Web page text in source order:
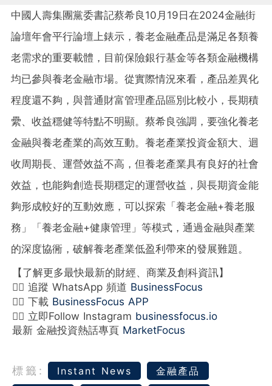
中國人壽集團黨委書記蔡希良10月19日在2024金融街
論壇年會平行論壇上錶示，養老金融產品是滿足各類養
老需求的重要載體，目前保險銀行基金等各類金融機構
均已參與養老金融市場。從實際情況來看，產品差異化
程度還不夠，與普通財富管理產品區別比較小，長期積
纍、收益穩健等特點不明顯。蔡希良強調，要強化養老
金融與養老產業的高效互動。養老產業投資金額大、迴
收周期長、運營效益不高，但養老產業具有良好的社會
效益，也能夠創造長期穩定的運營收益，與長期資金能
夠形成較好的互動效應，可以探索「養老金融+養老服
務」「養老金融+健康管理」等模式，通過金融與產業
的深度協衕，破解養老產業低盈利帶來的發展難題。
【了解更多最快最新的財經、商業及創科資訊】
👉🏻 追蹤 WhatsApp 頻道 BusinessFocus
👉🏻 下載 BusinessFocus APP
👉🏻 立即Follow Instagram businessfocus.io
最新 金融投資熱話專頁 MarketFocus
標籤: Instant News
金融產品